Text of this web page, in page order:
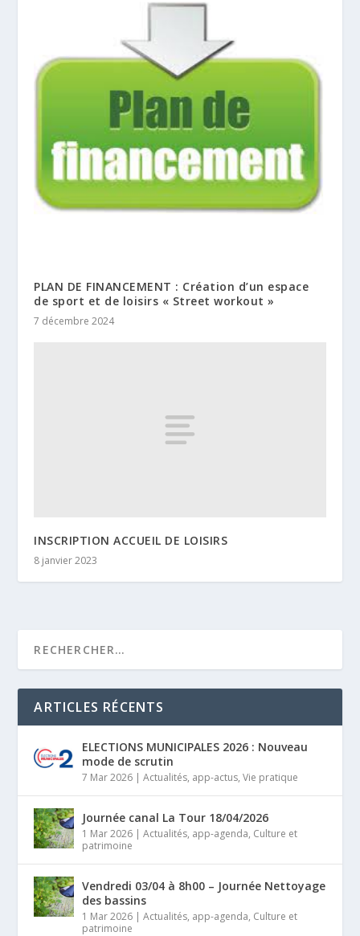
PLAN DE FINANCEMENT : Création d’un espace
de sport et de loisirs « Street workout »
7 décembre 2024
INSCRIPTION ACCUEIL DE LOISIRS
8 janvier 2023
ARTICLES RÉCENTS
ELECTIONS MUNICIPALES 2026 : Nouveau
mode de scrutin
7 Mar 2026 |Actualités, app-actus,Vie pratique
Journée canal La Tour 18/04/2026
1 Mar 2026 |Actualités, app-agenda, Culture et
patrimoine
Vendredi 03/04 à 8h00 – Journée Nettoyage
des bassins
1 Mar 2026 |Actualités, app-agenda, Culture et
patrimoine